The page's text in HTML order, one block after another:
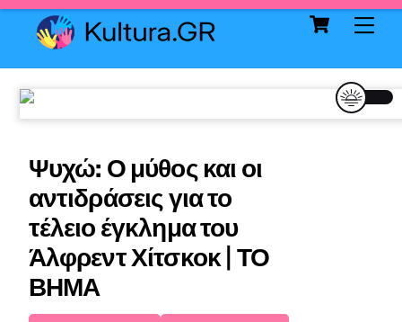
Skip
content
Cart
Ψυχώ: Ο μύθος και οι
αντιδράσεις για το
τέλειο έγκλημα του
Άλφρεντ Χίτσκοκ | ΤΟ
ΒΗΜΑ